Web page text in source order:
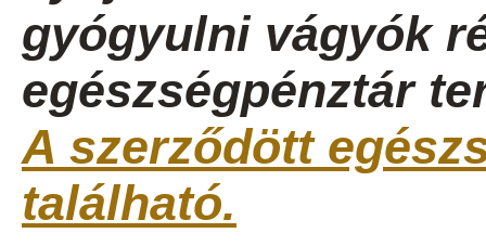
gyógyulni vágyók
egészségpénztár
A szerződött
található.